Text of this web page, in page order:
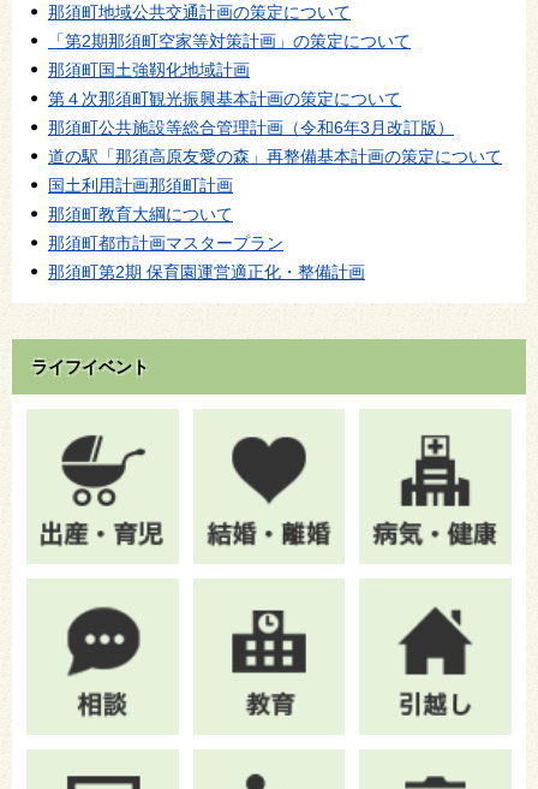
那須町地域公共交通計画の策定について
「第2期那須町空家等対策計画」の策定について
那須町国土強靱化地域計画
第４次那須町観光振興基本計画の策定について
那須町公共施設等総合管理計画（令和6年3月改訂版）
道の駅「那須高原友愛の森」再整備基本計画の策定について
国土利用計画那須町計画
那須町教育大綱について
那須町都市計画マスタープラン
那須町第2期 保育園運営適正化・整備計画
ライフイベント